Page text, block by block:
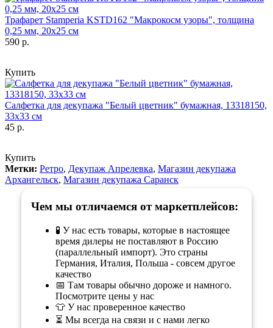
Трафарет Stamperia KSTD162 "Макрокосм узоры", толщина
0,25 мм, 20х25 см
590 р.
Купить
Салфетка для декупажа "Белый цветник" бумажная, 13318150,
33х33 см
45 р.
Купить
Метки: Ретро, Декупаж Апрелевка, Магазин декупажа
Архангельск, Магазин декупажа Саранск
Чем мы отличаемся от маркетплейсов:
🧪 У нас есть товары, которые в настоящее
время дилеры не поставляют в Россию
(параллельный импорт). Это страны
Германия, Италия, Польша - совсем другое
качество
📅 Там товары обычно дороже и намного.
Посмотрите цены у нас
👕 У нас проверенное качество
⏳ Мы всегда на связи и с нами легко